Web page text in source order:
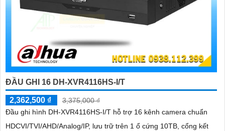
ĐẦU GHI 16 DH-XVR4116HS-I/T
2,362,500 ₫
3,375,000 ₫
Đầu ghi hình DH-XVR4116HS-I/T hỗ trợ 16 kênh camera chuẩn
HDCVI/TVI/AHD/Analog/IP, lưu trữ trên 1 ổ cứng 10TB, cổng kết